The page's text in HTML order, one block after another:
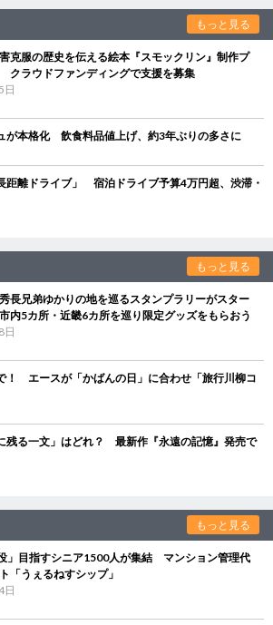
もっと見る
克服の歴史を伝える絵本『スモックリン』制作プ
クラウドファンディングで支援を募集
日
が本格化 飲食料品値上げ、約3年ぶりの多さに
距離ドライブ」 宿泊ドライブ予算4万円超、渋滞・
もっと見る
長兄弟ゆかりの地を巡るスタンプラリーがスター
内5カ所・近畿6カ所を巡り限定グッズをもらおう
日
！ エースが「かばんの日」に合わせ「旅行川柳コ
残る一文」はどれ？ 最新作『永遠の記憶』発売で
もっと見る
」目指すシニア1500人が集結 マンション管理代
「うぇるねすシップ」
日